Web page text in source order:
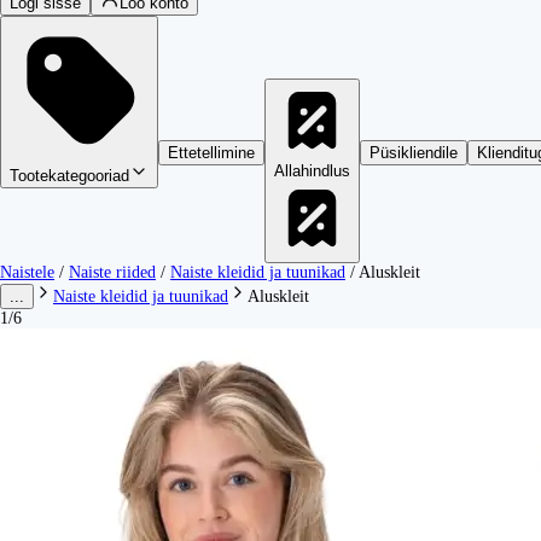
Tootekategooriad
Ettetellimine
Allahindlus
Püsikliendile
Naistele / Naiste riided / Naiste kleidid ja tuunikad / Aluskleit
...
Naiste kleidid ja tuunikad
Aluskleit
1/6